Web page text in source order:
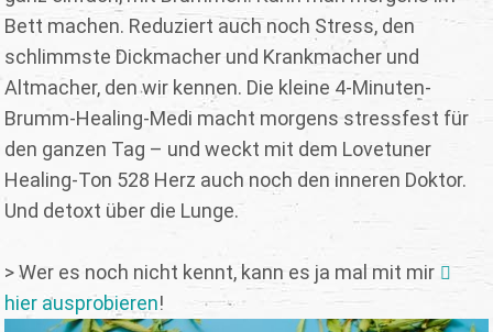
Bett machen. Reduziert auch noch Stress, den
schlimmste Dickmacher und Krankmacher und
Altmacher, den wir kennen. Die kleine 4-Minuten-
Brumm-Healing-Medi macht morgens stressfest für
den ganzen Tag – und weckt mit dem Lovetuner
Healing-Ton 528 Herz auch noch den inneren Doktor.
Und detoxt über die Lunge.
> Wer es noch nicht kennt, kann es ja mal mit mir
hier ausprobieren!